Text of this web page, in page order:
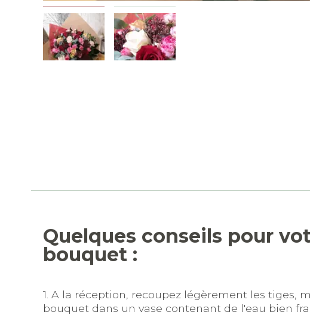
Quelques conseils pour
bouquet :
1. A la réception, recoupez légèrement les tiges,
bouquet dans un vase contenant de l'eau bien